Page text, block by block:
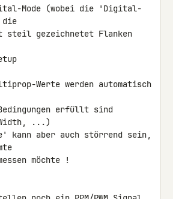
die
steil gezeichnetet Flanken
Werte werden automatisch
erfüllt sind
Width, ...)
kann aber auch störrend sein,
möchte !